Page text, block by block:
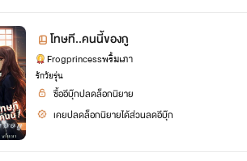
โทษที..คนนี้ของกู
Frogprincessพริ้มเภา
รักวัยรุ่น
ซื้ออีบุ๊กปลดล็อกนิยาย
เคยปลดล็อกนิยายได้ส่วนลดอีบุ๊ก